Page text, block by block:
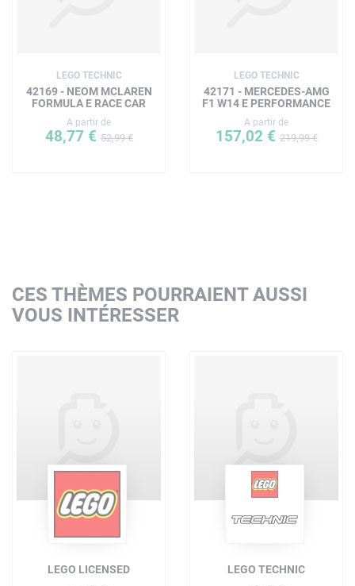
LEGO TECHNIC
42169 - NEOM MCLAREN
FORMULA E RACE CAR
A partir de
48,77 €52,99 €
LEGO TECHNIC
42171 - MERCEDES-AMG
F1 W14 E PERFORMANCE
A partir de
157,02 €219,99 €
CES THÈMES POURRAIENT AUSSI
VOUS INTÉRESSER
LEGO LICENSED LEGO TECHNIC